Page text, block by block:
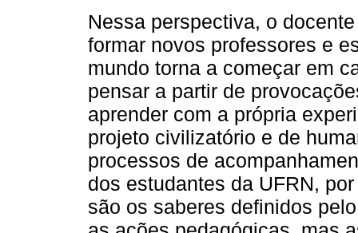
Nessa perspectiva, o
formar novos professores e
mundo torna a começar em
pensar a partir de
aprender com a própria
projeto civilizatório e de
processos de
dos estudantes da UFRN,
são os saberes definidos